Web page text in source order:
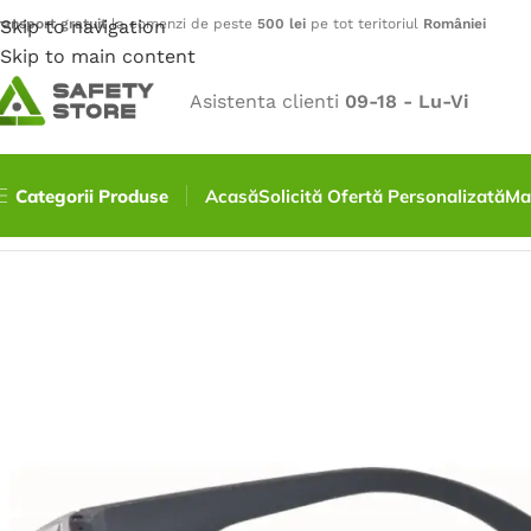
Skip to navigation
Skip to main content
gratuitla comenzi de peste 500 lei pe tot teritoriul României
Asistenta clienti 09-18 - Lu-Vi
Categorii Produse AcasăSolicită Ofertă Personalizată